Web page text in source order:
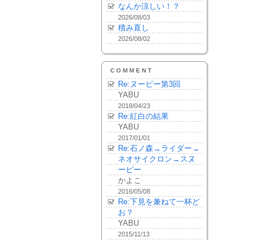
なんか涼しい！？
2026/08/03
積み直し
2026/08/02
COMMENT
Re:ヌーピー第3回
YABU
2018/04/23
Re:紅白の結果
YABU
2017/01/01
Re:石ノ森→ライダー→
ネオサイクロン→スヌ
ーピー
かよこ
2016/05/08
Re:下見を兼ねて一杯ど
お？
YABU
2015/11/13